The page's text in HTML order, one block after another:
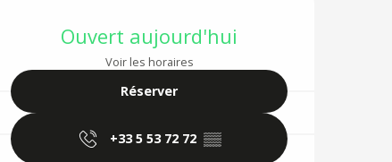
Ouverture et
Ouvert aujourd'hui
Voir les horaires
Réserver
+33 5 53 72 72 ▒▒